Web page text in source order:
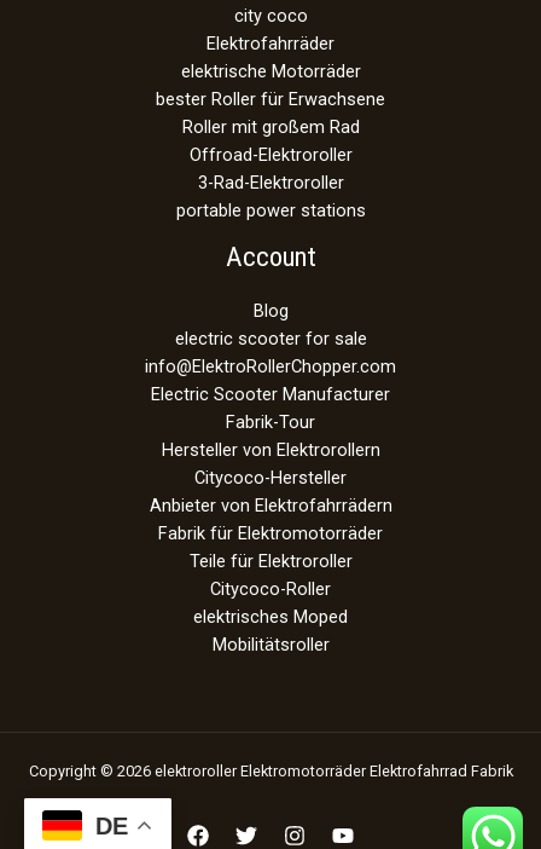
city coco
Elektrofahrräder
elektrische Motorräder
bester Roller für Erwachsene
Roller mit großem Rad
Offroad-Elektroroller
3-Rad-Elektroroller
portable power stations
Account
Blog
electric scooter for sale
info@ElektroRollerChopper.com
Electric Scooter Manufacturer
Fabrik-Tour
Hersteller von Elektrorollern
Citycoco-Hersteller
Anbieter von Elektrofahrrädern
Fabrik für Elektromotorräder
Teile für Elektroroller
Citycoco-Roller
elektrisches Moped
Mobilitätsroller
Copyright © 2026 elektroroller Elektromotorräder Elektrofahrrad Fabrik
DE